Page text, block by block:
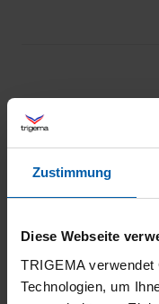
Zustimmung
Diese Webseite
TRIGEMA
Technologien, um
Lange
gute Verarbeitung.